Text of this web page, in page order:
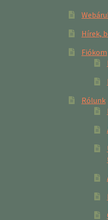
Hírek,
Fiókom
Rólunk